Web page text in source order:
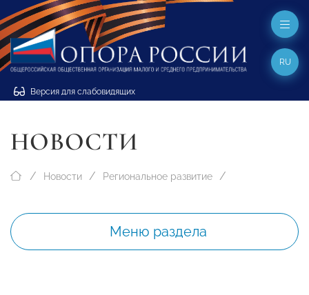
Версия для слабовидящих
RU
НОВОСТИ
Новости Региональное развитие
Меню раздела